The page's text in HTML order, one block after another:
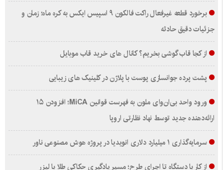
برخورد قطعه غیرفعال راکت فالکون ۹ اسپیس ایکس به کره ماه؛ زمان و
جزئیات دقیق حادثه
از کجا قاب گوشی بخریم؟ کانال های خرید قاب موبایل
پشت پرده جوانسازی پوست با پلاژن در کلینیک های زیبایی
ورود واحد بی‌ان‌وای ملون به فهرست قوانین MiCA؛ افزودن ۱۵
ارائه‌دهنده جدید توسط نهاد نظارتی اروپا
سرمایه‌گذاری ۱ میلیارد دلاری انویدیا در پروژه هوش مصنوعی ناور
از کار با دستگاه تا اجرای طرح؛ مسیر یادگیری حکاکی طلا با لیزر